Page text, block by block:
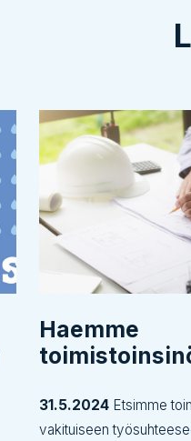
Haemme
31.5.2024 Etsimme
vakituiseen